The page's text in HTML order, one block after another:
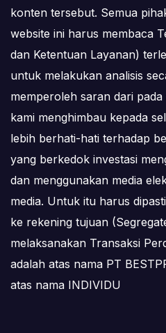
konten tersebut. Semua
website ini harus membaca
dan Ketentuan Layanan)
untuk melakukan analisis
memperoleh saran dari
kami menghimbau kepada
lebih berhati-hati terhadap
yang berkedok investasi
dan menggunakan media
media. Untuk itu harus
ke rekening tujuan
melaksanakan Transaksi
adalah atas nama PT
atas nama INDIVIDU